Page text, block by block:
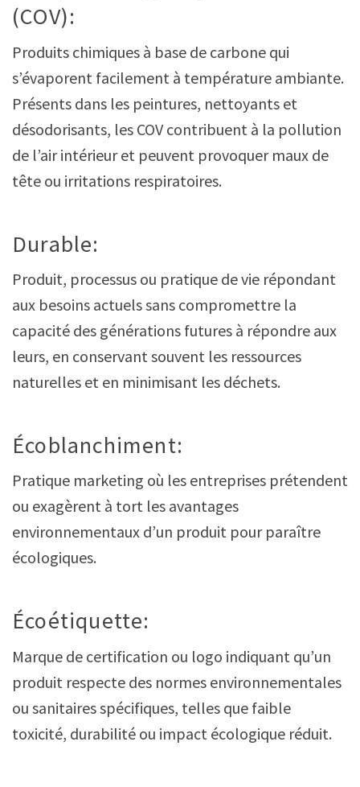
(COV):
Produits chimiques à base de carbone qui
s’évaporent facilement à température ambiante.
Présents dans les peintures, nettoyants et
désodorisants, les COV contribuent à la pollution
de l’air intérieur et peuvent provoquer maux de
tête ou irritations respiratoires.
Durable:
Produit, processus ou pratique de vie répondant
aux besoins actuels sans compromettre la
capacité des générations futures à répondre aux
leurs, en conservant souvent les ressources
naturelles et en minimisant les déchets.
Écoblanchiment:
Pratique marketing où les entreprises prétendent
ou exagèrent à tort les avantages
environnementaux d’un produit pour paraître
écologiques.
Écoétiquette:
Marque de certification ou logo indiquant qu’un
produit respecte des normes environnementales
ou sanitaires spécifiques, telles que faible
toxicité, durabilité ou impact écologique réduit.